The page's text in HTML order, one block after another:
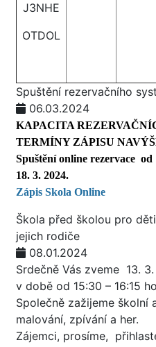
J3NHE
OTDOL
Spuštění rezervačního
06.03.2024
KAPACITA
TERMÍNY ZÁPISU
Spuštění online rezervace od
18. 3. 2024.
Zápis Skola Online
Škola před školou pro
jejich rodiče
08.01.2024
Srdečně Vás zveme 13.
v době od 15:30 – 16:15
Společně zažijeme školní
malování, zpívání a her.
Zájemci, prosíme,